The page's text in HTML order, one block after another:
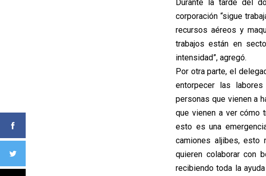
Durante la tarde del
corporación “sigue
recursos aéreos y
trabajos están en
intensidad”, agregó.
Por otra parte, el
entorpecer las
personas que vienen a
que vienen a ver cómo
esto es una
camiones aljibes, esto
quieren colaborar con
recibiendo toda la